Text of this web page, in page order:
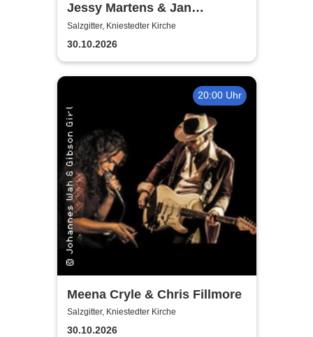
Jessy Martens & Jan
Fischer's Blues Support
Salzgitter, Kniestedter Kirche
30.10.2026
20:00 Uhr
Meena Cryle & Chris Fillmore
Salzgitter, Kniestedter Kirche
30.10.2026